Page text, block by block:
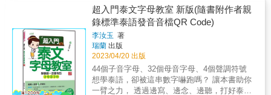
強力推薦！ 這是初學泰語者的第一本單字書，
學起來很輕鬆，很有趣， 用中文唸泰語，趣味
橫生。 用看的，用聽的，用比的，都方便。 現
學現用，馬上說一口流利的泰語 &
成下載後，讀者只要拿出手機並開啟「Youtor
App」（內含VRP虛擬點讀筆），就能隨時掃
描書中頁面的QR Code立即讀取音檔（平均1秒
內）且不需要開啟上網功能。 （4）「VRP虛
擬點讀筆」就像是點讀筆一樣好用，還可以調
整播放速度（0.8-1.2倍速），加強聽力練習。
（5）「VRP虛擬點讀筆」比點讀筆更好用，具
有定時播放、背景播放的功能，也可以自動換
泰文基本的詞性及慣用句型透過表格及例子解
說，讓泰文文法變得好簡單。 ◆特點三：超實
用的生活單字 書中收錄的單字都是實用、必須
要背起來的單字。像是國家城市、身體部位、
天氣、水果、蔬菜、動物、零食飲料、時間日
期、自然、情感、顏色、交通工具等，無一不
是我們日常生活中天天會用到的字。 ◆特點
四：情境模擬生活會話 每一課都有一個主題的
時，就可以輕鬆開口溜出來，和泰國人聊不停
●單字力100%、會話力100%、閱聽力100%、
實用力100% 本書特色 特色1 本書為了方便入
門者學習， 在每一單字和會話， 都用中文拼音
來標示泰語發音， 學習過程特別有趣， 需要講
泰語時， 只要對照著唸， 就可以和泰國人侃侃
而談。 搭配線上MP3學習， 躺著聽，對於掌握
發音， 有事半功倍的成效。 特色2 這是一本非
常簡單易學的泰語會話學習書， 句句簡單、好
文字母究竟是怎麼回事， 搭配清晰的發音表，
由淺入深、循序漸進的學習。 讓泰文不再只是
一團神秘符號， 而是輕鬆易懂的可愛字母！
(線上音檔連結P.4) 本書特色 ●一目了然，輕鬆
學習無負擔。 ●《羅馬拼音＋注音聲調》使用
羅馬拼音和注音聲調，對照泰語發音，直覺好
記，朗朗上口。 ●《泰語拼音練習表》列出字
母的每個發音變形，由老師一個音一個音的帶
超入門泰文字母教室 新版(隨書附作者親
錄標準泰語發音音檔QR Code)
李汝玉 著
瑞蘭 出版
2023/04/20 出版
44個子音字母、32個母音字母、4個聲調符號
想學泰語，卻被這串數字嚇跑嗎？ 讓本書助你
一臂之力， 透過邊寫、邊念、邊聽，打好泰文